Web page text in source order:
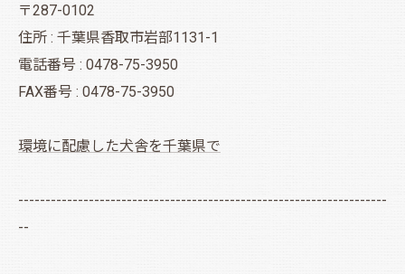
〒287-0102
住所 : 千葉県香取市岩部1131-1
電話番号 : 0478-75-3950
FAX番号 : 0478-75-3950
環境に配慮した犬舎を千葉県で
--------------------------------------------------------------------
--